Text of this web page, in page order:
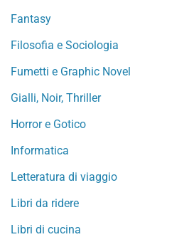
Fantasy
Filosofia e Sociologia
Fumetti e Graphic Novel
Gialli, Noir, Thriller
Horror e Gotico
Informatica
Letteratura di viaggio
Libri da ridere
Libri di cucina